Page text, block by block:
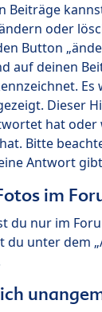
Beiträge
oder
Button
auf deinen
Dieser
hat
Bitte
Antwort
im
du nur im
du unter dem